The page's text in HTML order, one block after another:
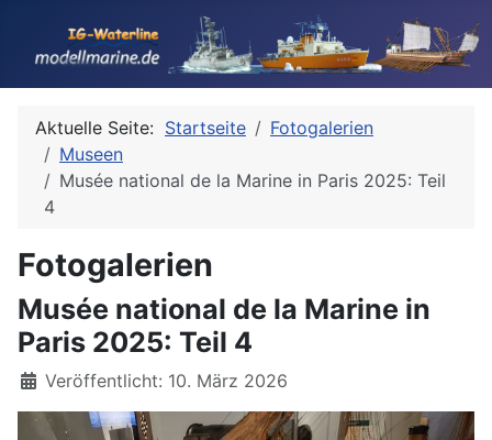
Aktuelle Seite: Startseite
Fotogalerien
Museen
Musée national de la Marine in Paris 2025: Teil
4
Fotogalerien
Musée national de la Marine in
Paris 2025: Teil 4
Details
Veröffentlicht: 10. März 2026